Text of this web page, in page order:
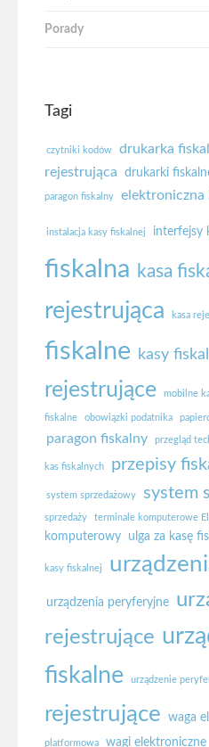
Porady
Tagi
czytniki kodów drukarka
rejestrująca
drukarki
paragon fiskalny elektroniczna
instalacja kasy fiskalnej interfejsy
fiskalna kasa
rejestrująca
kasa
fiskalne kasy
rejestrujące
mobilne
fiskalne obowiązki podatnika
paragon fiskalny przegląd
kas fiskalnych przepisy
system sprzedażowy system
sprzedaży terminale komputerowe
komputerowy
ulga za kasę
kasy fiskalnej
urządzenia peryferyjne
rejestrujące
fiskalne
urządzenie
rejestrujące
waga
platformowa wagi elektroniczne